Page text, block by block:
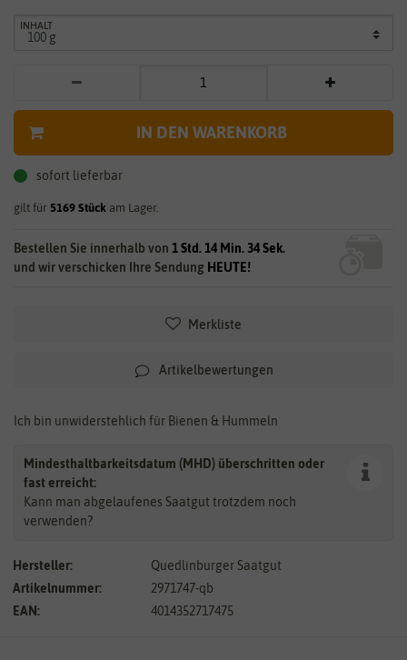
INHALT
IN DEN WARENKORB
sofort lieferbar
gilt für 5169 Stück am Lager.
Bestellen Sie innerhalb von 1 Std. 14 Min. 34 Sek.
und wir verschicken Ihre Sendung HEUTE!
Merkliste
Artikelbewertungen
Ich bin unwiderstehlich für Bienen & Hummeln
Mindesthaltbarkeitsdatum (MHD) überschritten oder
fast erreicht:
Kann man abgelaufenes Saatgut trotzdem noch
verwenden?
Hersteller:
Quedlinburger Saatgut
Artikelnummer:
2971747-qb
EAN:
4014352717475